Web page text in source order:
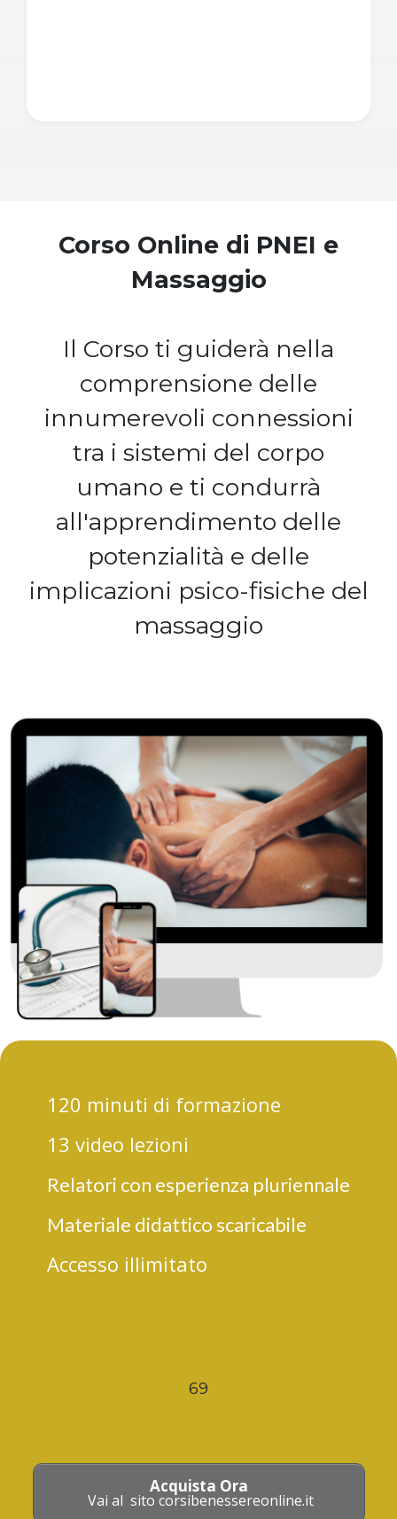
Corso Online di PNEI e
Massaggio
Il Corso ti guiderà nella
comprensione delle
innumerevoli connessioni
tra i sistemi del corpo
umano e ti condurrà
all'apprendimento delle
potenzialità e delle
implicazioni psico-fisiche del
massaggio
120 minuti di formazione
13 video lezioni
Relatori con esperienza pluriennale
Materiale didattico scaricabile
Accesso illimitato
69
Acquista Ora
Vai al sito corsibenessereonline.it